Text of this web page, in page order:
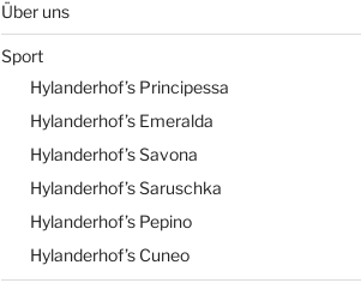
Über uns
Sport
Hylanderhof’s Principessa
Hylanderhof’s Emeralda
Hylanderhof’s Savona
Hylanderhof’s Saruschka
Hylanderhof’s Pepino
Hylanderhof’s Cuneo